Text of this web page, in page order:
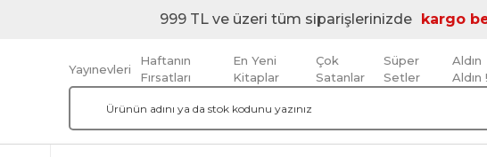
999 TL ve üzeri tüm siparişlerinizde kargo
Yayınevleri
Haftanın
Fırsatları
En Yeni
Kitaplar
Çok
Satanlar
Süper
Setler
Aldın
Aldın !